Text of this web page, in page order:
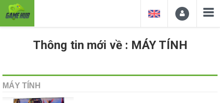
Thông tin mới về : MÁY TÍNH
MÁY TÍNH